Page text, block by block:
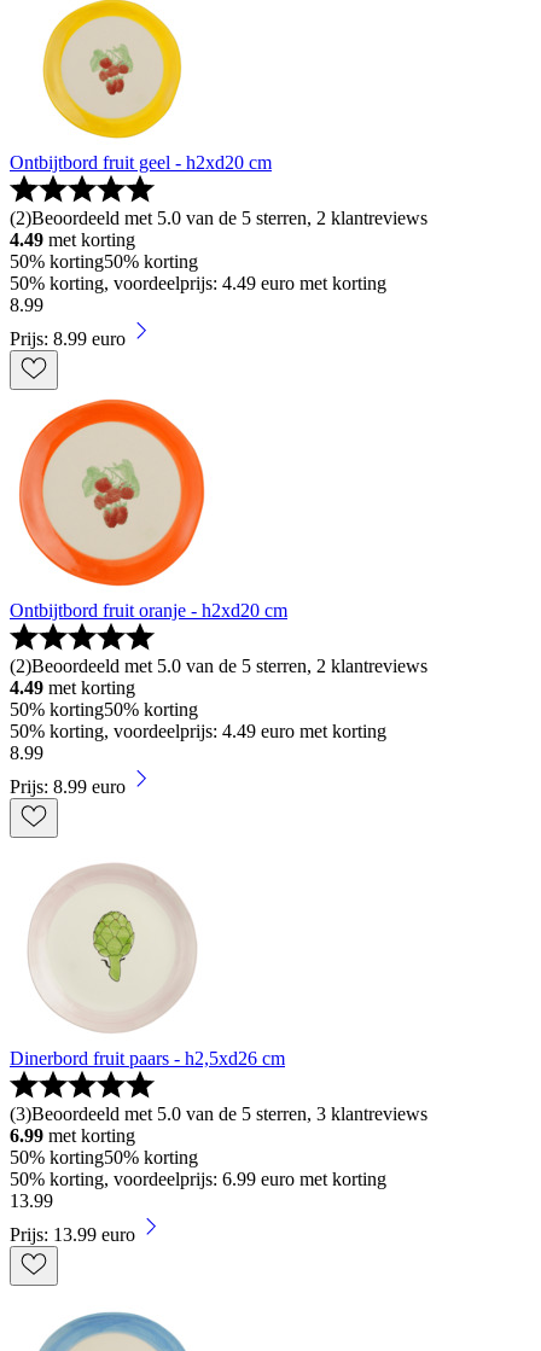
Ontbijtbord fruit geel - h2xd20 cm
(2)Beoordeeld met 5.0 van de 5 sterren, 2 klantreviews
4.49 met korting
50% korting50% korting
50% korting, voordeelprijs: 4.49 euro met korting
8.99
Prijs: 8.99 euro
Ontbijtbord fruit oranje - h2xd20 cm
(2)Beoordeeld met 5.0 van de 5 sterren, 2 klantreviews
4.49 met korting
50% korting50% korting
50% korting, voordeelprijs: 4.49 euro met korting
8.99
Prijs: 8.99 euro
Dinerbord fruit paars - h2,5xd26 cm
(3)Beoordeeld met 5.0 van de 5 sterren, 3 klantreviews
6.99 met korting
50% korting50% korting
50% korting, voordeelprijs: 6.99 euro met korting
13.99
Prijs: 13.99 euro